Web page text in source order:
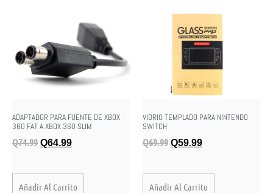
ADAPTADOR PARA FUENTE DE XBOX
360 FAT A XBOX 360 SLIM
Q74.99 Q64.99
Añadir Al Carrito
VIDRIO TEMPLADO PARA NINTENDO
SWITCH
Q69.99 Q59.99
Añadir Al Carrito